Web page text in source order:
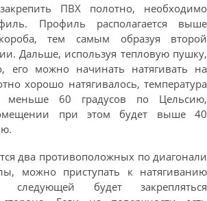
ПВХ полотно, необходимо
Профиль располагается выше
короба, тем самым образуя второй
Дальше, используя тепловую пушку,
его можно начинать натягивать на
хорошо натягивалось, температура
60 градусов по Цельсию,
при этом будет выше 40
два противоположных по диагонали
можно приступать к натягиванию
будет закрепляться